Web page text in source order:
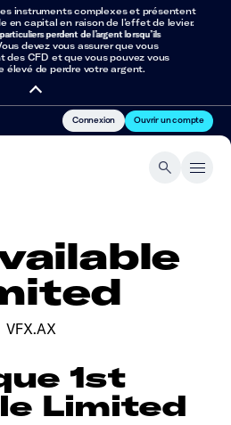
instruments complexes et présentent
en capital en raison de l’effet de levier.
perdent de l’argent lorsqu’ils
devez vous assurer que vous
CFD et que vous pouvez vous
élevé de perdre votre argent.
Connexion Ouvrir un compte
VFX.AX
1st
Limited